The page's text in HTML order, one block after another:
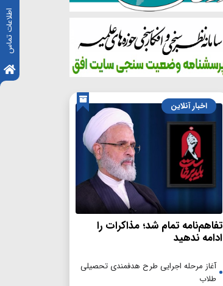
اطلاعات تماس
اخبار آنلاین
تفاهم‌نامه تمام شد؛ مذاکرات را
ادامه ندهید
آغاز مرحله اجرایی طرح هدفمندی تحصیلی
طلاب